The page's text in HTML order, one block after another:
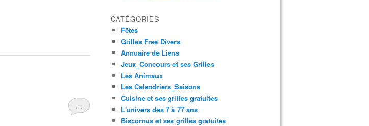
…
CATÉGORIES
Fêtes
Grilles Free Divers
Annuaire de Liens
Jeux_Concours et ses Grilles
Les Animaux
Les Calendriers_Saisons
Cuisine et ses grilles gratuites
L'univers des 7 à 77 ans
Biscornus et ses grilles gratuites